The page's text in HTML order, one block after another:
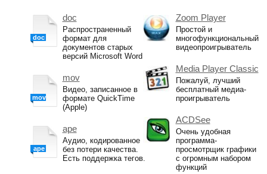
doc
doc
Распространенный
формат для
документов старых
версий Microsoft Word
mov
mov
Видео, записанное в
формате QuickTime
(Apple)
ape
ape
Аудио, кодированное
без потери качества.
Есть поддержка тегов.
Zoom Player
Простой и
многофункциональный
видеопроигрыватель
Media Player Classic
Пожалуй, лучший
бесплатный медиа-
проигрыватель
ACDSee
Очень удобная
программа-
просмотрщик графики
с огромным набором
функций